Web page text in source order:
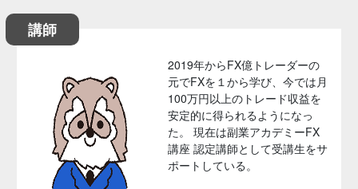
講師
2019年からFX億トレーダーの
元でFXを１から学び、今では月
100万円以上のトレード収益を
安定的に得られるようになっ
た。 現在は副業アカデミーFX
講座 認定講師として受講生をサ
ポートしている。